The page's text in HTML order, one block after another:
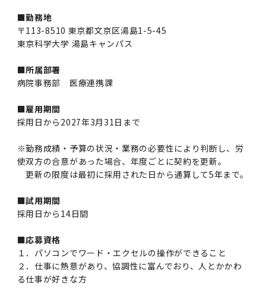
学長選考・監察会議
学長×医学部学生懇談
英語版広報誌「TMDU ANNUAL NEWS」
写真で綴る 東京医科歯科大学トップ
第3回『知と癒しの匠の創造者たち』
クラウドファンディング実施プロジェクト一覧
３．自己点検・評価
第２期 中期目標・中期計画等について
（第１期中期目標期間中）年度計画、年度評価
等について
（第２期中期目標期間中）年度計画・年度評価
等について
3．自己点検・評価
ついて
関連リンク先
「大学院学生の教育研究交流」に関する実施細
目
「複合領域コース｣｢編入学｣及び｢複数学士号｣
に関する協定書
「複合領域コース」の履修者に係る「編入学」
各複合領域コースの概要
医療管理政策学（MMA）コース（東京医科歯科
大学）
法定公開情報
東京医科歯科大学規則集
その他の情報公開
研究不正の防止
教育等の情報
東京医科歯科大学ダイバーシティ＆インクルー
ジョン推進宣言等
東京医科歯科大学ダイバーシティ＆インクルー
ジョン推進宣言等トップ
東京医科歯科大学ダイバーシティ＆インクルー
ン
次世代育成支援対策推進法による一般事業主行
動計画
女性の活躍推進に向けた取り組み
ダイバーシティ・インクルージョン室
わくわく保育園（学内保育施設）
障がいのある学生のサポートについて
コンプライアンス・ハラスメントトップ
難治疾患研究所
研究テーマ検索システム
アルバイトについて
学生保険制度について
卒業後の進路データ
サークル紹介
留学について
歯学部サマープログラム
入試説明会
キャンパス見学 ※現在は受け付けておりませ
ん
ILA国府台 公開講座等のお知らせ
キャンパス紹介
学費・入学金・奨学金についてトップ
奨学金について
入学料・授業料の免除・徴収猶予について
大学院医歯学総合研究科生体検査科学講座
研究テーマ検索システム
お問い合わせ
Academic Year by Eligible Students
(*Autumn admission)
令和７年度（２０２５年度）総合知と癒しの次
世代フロントランナー育成プログラム（医歯学
（旧TMDU卓越大学院生制度）対象学生（秋入
学対象）の募集について
Call for Applications to Science Tokyo
SPRING（MD）Program for the 2024
Academic Year by Eligible Students
(*Autumn admission)
世代フロントランナー育成プログラム（医歯学
系）「Science Tokyo SPRING (医歯学系)」
（旧TMDU卓越大学院生制度）対象学生（秋入
奨学金について
【2026年4月入学者】入学料免除・徴収猶予申
請について（Admission Fee
た。
高等教育の修学支援制度
日本学生支援機構
財団法人・地方公共団体等奨学金
2025年度国立大学臨床検査学系博士後期課程
優秀賞募集について
国民年金について
学生相談窓口
ピアサポーター
証明書関係
証明書関係トップ
教養部在学生
医学部在学生
歯学部在学生
障がいのある学生サポート
障がいのある学生サポートトップ
修学上の支援について
学生相談支援室
文部科学省からのお知らせ
令和７年度（２０２５年度）新入生向けPC購
入推奨仕様書
在学生向け
在学生向けトップ
学校推薦・求人情報について
学内就職支援イベント
学外就職支援イベント
インターンシップ
就職支援サイトリンク集
就職支援ガイド
新型コロナウイルス感染症に伴うお知らせ
卒業後の進路及び卒業者数
お茶の水祭
施設利用トップ
保健管理センター
学生・女性支援センター
わくわく保育園
フィットネスルーム・売店
国立美術館キャンパスメンバーズ
ボランティア
情報システム
台風等の自然災害や交通機関運休による休講措
置（湯島地区）Class Cancellation Measures
Typhoons, and Transportation
Cancellation (for the Yushima area)
新入学の大学院生へ To New Graduate
Students
博士課程 生命理工医療科学専攻
医歯学総合研究科修士課程履修要項（シラバ
ス）
博士課程 医歯学専攻
概要
分野構成
医歯学総合研究科博士課程医歯学系専攻履修要
項（シラバス）
ー・プログラム：JDP）
博士課程 生命理工医療科学専攻
概要
分野構成
医歯学総合研究科博士課程生命理工学系専攻履
修要項（シラバス）
年報
年報トップ
2024年（25.7MB）
2023年（49.5MB）
統合教育機構学務企画課
セミナー・特別講義
セミナー・特別講義トップ
設置計画履行状況報告書
教育研究分野組織、指導教員研究内容
教育研究分野組織、指導教員研究内容トップ
履修要項（大学院シラバス）保健衛生学研究科
統合教育機構学務企画課
設置計画履行状況報告書
年報
2024年（PDF：5.4MB）
難治疾患研究所
高等研究院
大学病院
大学病院トップ
医科（医系診療部門）
歯科（歯系診療部門）
スポーツサイエンス機構
M&Dデータ科学センター
統合教育機構
統合教育機構トップ
医学・歯学分野における数理・データサイエン
ス・AI教育開発事業
統合研究機構・統合イノベーション機構
統合研究機構・統合イノベーション機構トップ
統合イノベーション機構
オープンイノベーションセンター
統合国際機構
AMED研究費の年間公募スケジュール(学内専
用)
倫理審査手続きについて
各種実験手続き例(学内専用)
研究に必要な講習会等
ES細胞/iPS細胞を使用する実験(学内専用)
各種委員会関係(学内専用)
特定認定再生医療等委員会
プレスリリース
青い鳥広場(学内専用)
オープンイノベーションセンター
各種センター
剽窃チェックツール(学内専用)
安全保障輸出管理(学内専用)
ついて
特定認定再生医療等委員会
ヒトES細胞倫理審査委員会
利益相反に関する説明会資料(ダウンロード)(学
内専用)
■勤務地
〒113-8510 東京都文京区湯島1-5-45
東京科学大学 湯島キャンパス
■所属部署
病院事務部 医療連携課
■雇用期間
採用日から2027年3月31日まで
※勤務成績・予算の状況・業務の必要性により判断し、労
使双方の合意があった場合、年度ごとに契約を更新。
更新の限度は最初に採用された日から通算して5年まで。
■試用期間
採用日から14日間
■応募資格
１．パソコンでワード・エクセルの操作ができること
２．仕事に熱意があり、協調性に富んでおり、人とかかわ
る仕事が好きな方